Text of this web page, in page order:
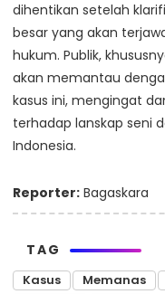
dihentikan setelah
besar yang akan
hukum. Publik,
akan memantau
kasus ini, mengingat
terhadap lanskap seni
Indonesia.
Reporter: Bagaskara
TAG
Kasus Memanas